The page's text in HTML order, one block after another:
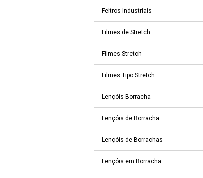
Feltros Industriais
Filmes de Stretch
Filmes Stretch
Filmes Tipo Stretch
Lençóis Borracha
Lençóis de Borracha
Lençóis de Borrachas
Lençóis em Borracha